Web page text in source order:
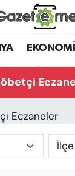
EKONOMİ
EMEK
GELİŞTİRMEK